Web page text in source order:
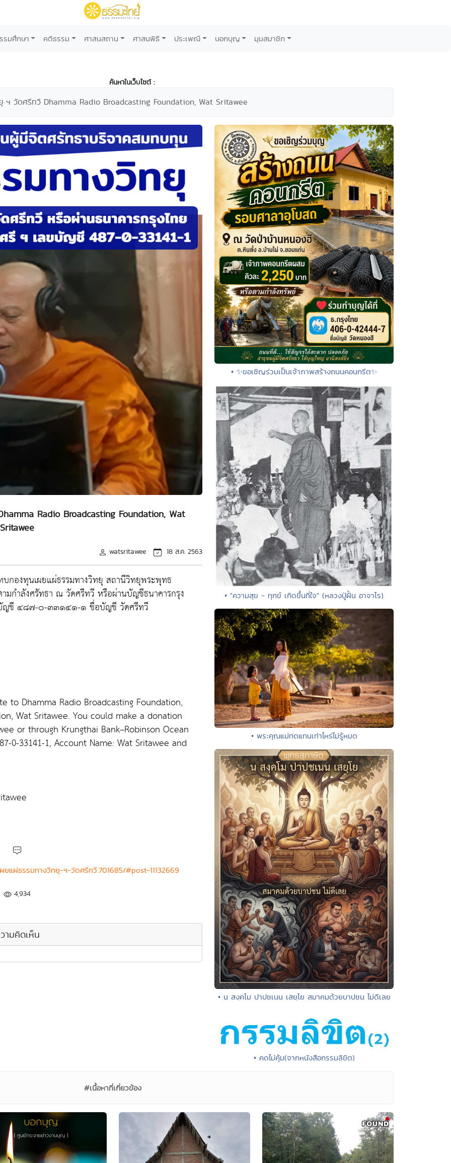
รมศึกษา คติธรรม ศาสนสถาน ศาสนพิธี ประเพณี บอกบุญ มุมสมาชิก
ค้นหาในเว็บไซต์ :
ฯ วัดศรีทวี Dhamma Radio Broadcasting Foundation, Wat Sritawee
Radio Broadcasting Foundation, Wat
Sritawee
watsritawee 18 ส.ค. 2563
กองทุนเผยแผ่ธรรมทางวิทยุ สถานีวิทยุพระพุทธ
มกำลังศรัทธา ณ วัดศรีทวี หรือผ่านบัญชีธนาคารกรุง
ขบัญชี ๔๘๗-๐-๓๓๑๔๑-๑ ชื่อบัญชี วัดศรีทวี
Dhamma Radio Broadcasting Foundation,
Wat Sritawee. You could make a donation
or through Krungthai Bank–Robinson Ocean
0-33141-1, Account Name: Wat Sritawee and
แผ่ธรรมทางวิทยุ-ฯ-วัดศรีทวี.701685/#post-11132669
4,934
ามคิดเห็น
• ✨ขอเชิญร่วมเป็นเจ้าภาพสร้างถนนคอนกรีต✨
• "ความสุข - ทุกข์ เกิดขึ้นที่ใจ" (หลวงปู่ฝั้น อาจาโร)
• พระคุณแม่ทดแทนเท่าไหร่ไม่รู้หมด
• น สงฺคโม ปาปชเนน เสยฺโย สมาคมด้วยบาปชน ไม่ดีเลย
• คดไม่คุ้ม(จากหนังสือกรรมลิขิต)
#เนื้อหาที่เกี่ยวข้อง